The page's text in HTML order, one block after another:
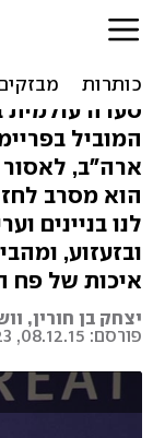
טראמפ
תבינו,
סערה עולמית
המוביל
ארה"ב, לאסור
הוא מסרב
לנו בניינים
ובזעזוע,
איכות של פח
יצחק בן חורין,
פורסם: 08.12.15, 17:23